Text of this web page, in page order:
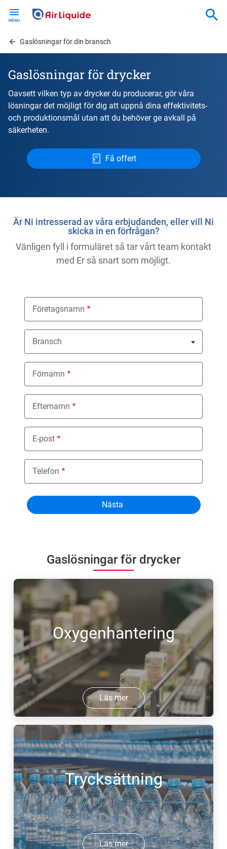
contentGaslösningar för din bransch
Gaslösningar för drycker
Oavsett vilken typ av drycker du producerar, gör våra
lösningar det möjligt för dig att uppnå dina effektivitets-
och produktionsmål utan att du behöver ge avkall på
säkerheten.
Få offert
Gaslösningar för drycker
Oxygenhantering
Läs mer
Trycksättning
Läs mer
Är Ni intresserad av våra erbjudanden, eller vill Ni
skicka in en förfrågan?
Vänligen fyll i formuläret så tar vårt team kontakt
med Er så snart som möjligt.
Företagsnamn
Bransch
Nothing selected
Förnamn
Efternamn
E-post
Telefon